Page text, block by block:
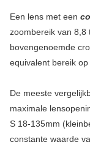
Een lens met een
zoombereik van 8,8
bovengenoemde
equivalent bereik op
De meeste
maximale
S 18-135mm
constante waarde